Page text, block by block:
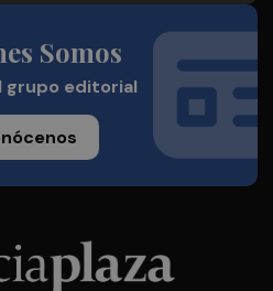
Somos
grupo editorial